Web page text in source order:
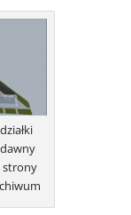
strony